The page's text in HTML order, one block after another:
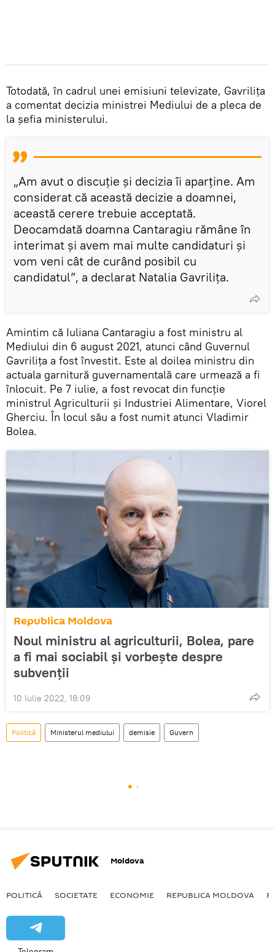
Totodată, în cadrul unei emisiuni televizate, Gavrilița
a comentat decizia ministrei Mediului de a pleca de
la șefia ministerului.
„Am avut o discuție și decizia îi aparține. Am
considerat că această decizie a doamnei,
această cerere trebuie acceptată.
Deocamdată doamna Cantaragiu rămâne în
interimat și avem mai multe candidaturi și
vom veni cât de curând posibil cu
candidatul”, a declarat Natalia Gavrilița.
Amintim că Iuliana Cantaragiu a fost ministru al
Mediului din 6 august 2021, atunci când Guvernul
Gavriliţa a fost învestit. Este al doilea ministru din
actuala garnitură guvernamentală care urmează a fi
înlocuit. Pe 7 iulie, a fost revocat din funcţie
ministrul Agriculturii şi Industriei Alimentare, Viorel
Gherciu. În locul său a fost numit atunci Vladimir
Bolea.
Republica Moldova
Noul ministru al agriculturii, Bolea, pare
a fi mai sociabil și vorbește despre
subvenții
10 Iulie 2022, 18:09
Politică Ministerul mediului demisie Guvern
Moldova
POLITICĂ SOCIETATE ECONOMIE REPUBLICA MOLDOVA